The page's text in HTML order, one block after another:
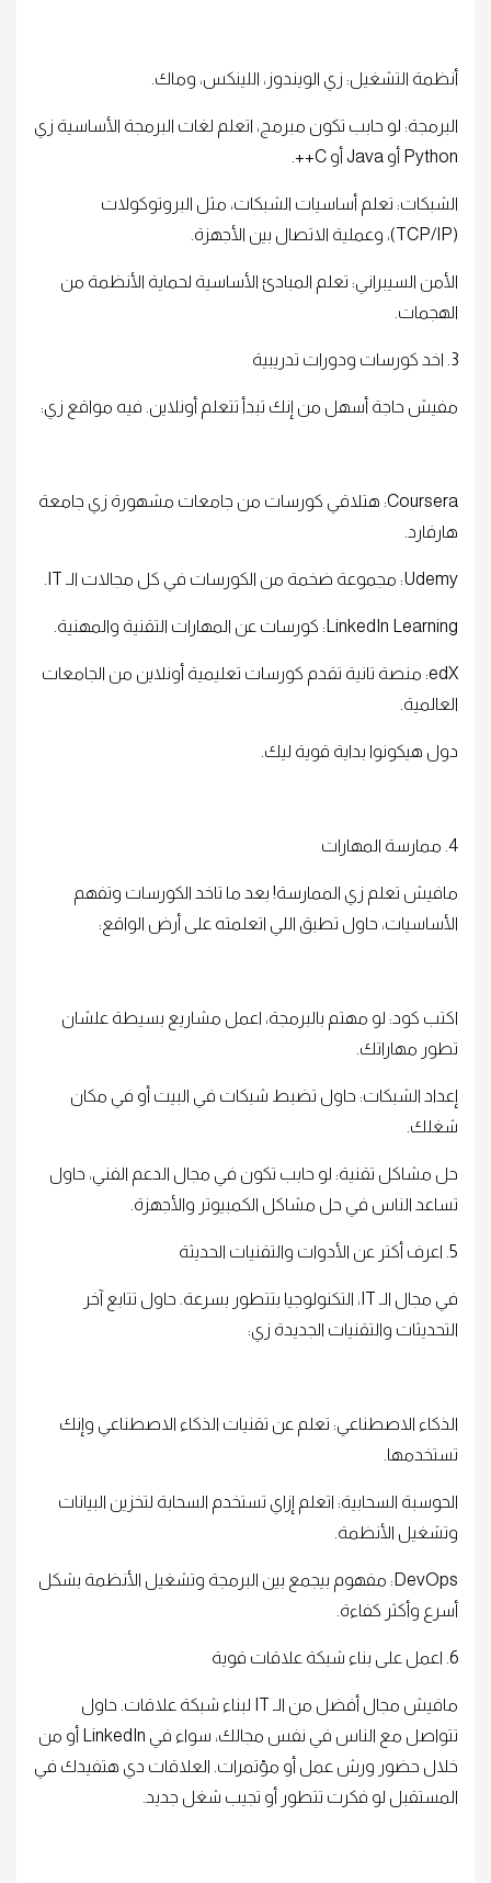
أنظمة التشغيل: زي الويندوز، اللينكس، وماك.
البرمجة: لو حابب تكون مبرمج، اتعلم لغات البرمجة الأساسية زي
Python أو Java أو C++.
الشبكات: تعلم أساسيات الشبكات، مثل البروتوكولات
(TCP/IP)، وعملية الاتصال بين الأجهزة.
الأمن السيبراني: تعلم المبادئ الأساسية لحماية الأنظمة من
الهجمات.
3. اخد كورسات ودورات تدريبية
مفيش حاجة أسهل من إنك تبدأ تتعلم أونلاين. فيه مواقع زي:
Coursera: هتلاقي كورسات من جامعات مشهورة زي جامعة
هارفارد.
Udemy: مجموعة ضخمة من الكورسات في كل مجالات الـ IT.
LinkedIn Learning: كورسات عن المهارات التقنية والمهنية.
edX: منصة تانية تقدم كورسات تعليمية أونلاين من الجامعات
العالمية.
دول هيكونوا بداية قوية ليك.
4. ممارسة المهارات
مافيش تعلم زي الممارسة! بعد ما تاخد الكورسات وتفهم
الأساسيات، حاول تطبق اللي اتعلمته على أرض الواقع:
اكتب كود: لو مهتم بالبرمجة، اعمل مشاريع بسيطة علشان
تطور مهاراتك.
إعداد الشبكات: حاول تضبط شبكات في البيت أو في مكان
شغلك.
حل مشاكل تقنية: لو حابب تكون في مجال الدعم الفني، حاول
تساعد الناس في حل مشاكل الكمبيوتر والأجهزة.
5. اعرف أكتر عن الأدوات والتقنيات الحديثة
في مجال الـ IT، التكنولوجيا بتتطور بسرعة. حاول تتابع آخر
التحديثات والتقنيات الجديدة زي:
الذكاء الاصطناعي: تعلم عن تقنيات الذكاء الاصطناعي وإنك
تستخدمها.
الحوسبة السحابية: اتعلم إزاي تستخدم السحابة لتخزين البيانات
وتشغيل الأنظمة.
DevOps: مفهوم بيجمع بين البرمجة وتشغيل الأنظمة بشكل
أسرع وأكثر كفاءة.
6. اعمل على بناء شبكة علاقات قوية
مافيش مجال أفضل من الـ IT لبناء شبكة علاقات. حاول
تتواصل مع الناس في نفس مجالك، سواء في LinkedIn أو من
خلال حضور ورش عمل أو مؤتمرات. العلاقات دي هتفيدك في
المستقبل لو فكرت تتطور أو تجيب شغل جديد.